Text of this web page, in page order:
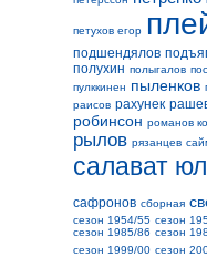
петухов егор
подшендялов
полухин полыгалов
пулккинен пыленков
раисов рахунек
робинсон романов
рылов рязанцев
салават
сафронов сборная
сезон 1954/55 сезон
сезон 1985/86 сезон
сезон 1999/00 сезон